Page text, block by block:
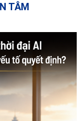
TÂM